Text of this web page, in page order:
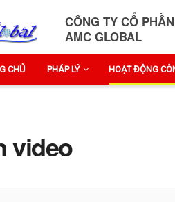
CÔNG TY CỔ
AMC GLOBAL
CHỦ PHÁP LÝ HOẠT ĐỘNG
video